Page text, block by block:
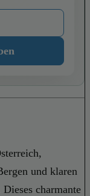
und klaren
charmante